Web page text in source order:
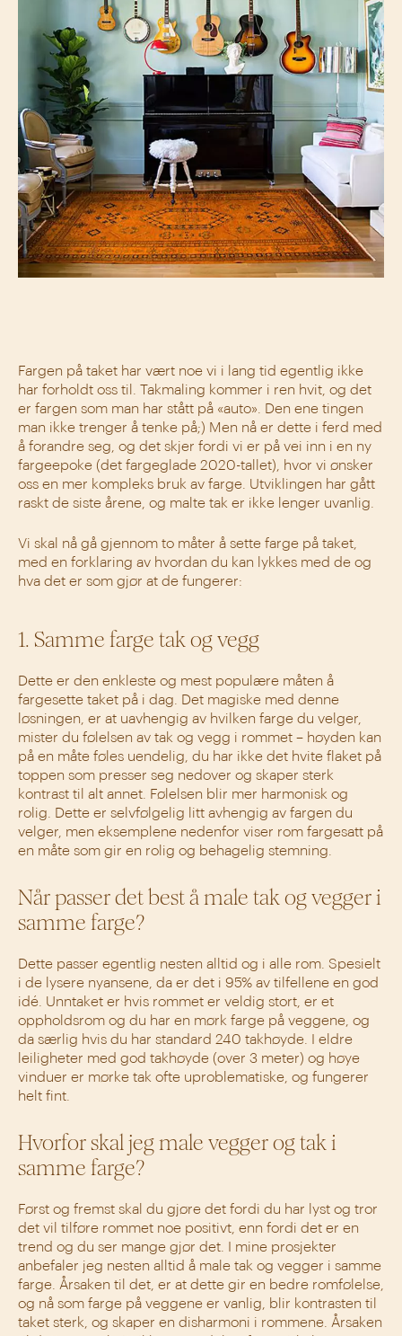
Fargen på taket har vært noe vi i lang tid egentlig ikke
har forholdt oss til. Takmaling kommer i ren hvit, og det
er fargen som man har stått på «auto». Den ene tingen
man ikke trenger å tenke på;) Men nå er dette i ferd med
å forandre seg, og det skjer fordi vi er på vei inn i en ny
fargeepoke (det fargeglade 2020-tallet), hvor vi ønsker
oss en mer kompleks bruk av farge. Utviklingen har gått
raskt de siste årene, og malte tak er ikke lenger uvanlig.
Vi skal nå gå gjennom to måter å sette farge på taket,
med en forklaring av hvordan du kan lykkes med de og
hva det er som gjør at de fungerer:
1. Samme farge tak og vegg
Dette er den enkleste og mest populære måten å
fargesette taket på i dag. Det magiske med denne
løsningen, er at uavhengig av hvilken farge du velger,
mister du følelsen av tak og vegg i rommet – høyden kan
på en måte føles uendelig, du har ikke det hvite flaket på
toppen som presser seg nedover og skaper sterk
kontrast til alt annet. Følelsen blir mer harmonisk og
rolig. Dette er selvfølgelig litt avhengig av fargen du
velger, men eksemplene nedenfor viser rom fargesatt på
en måte som gir en rolig og behagelig stemning.
Når passer det best å male tak og vegger i
samme farge?
Dette passer egentlig nesten alltid og i alle rom. Spesielt
i de lysere nyansene, da er det i 95% av tilfellene en god
idé. Unntaket er hvis rommet er veldig stort, er et
oppholdsrom og du har en mørk farge på veggene, og
da særlig hvis du har standard 240 takhøyde. I eldre
leiligheter med god takhøyde (over 3 meter) og høye
vinduer er mørke tak ofte uproblematiske, og fungerer
helt fint.
Hvorfor skal jeg male vegger og tak i
samme farge?
Først og fremst skal du gjøre det fordi du har lyst og tror
det vil tilføre rommet noe positivt, enn fordi det er en
trend og du ser mange gjør det. I mine prosjekter
anbefaler jeg nesten alltid å male tak og vegger i samme
farge. Årsaken til det, er at dette gir en bedre romfølelse,
og nå som farge på veggene er vanlig, blir kontrasten til
taket sterk, og skaper en disharmoni i rommene. Årsaken